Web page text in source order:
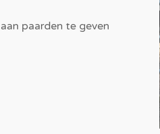
paarden te geven